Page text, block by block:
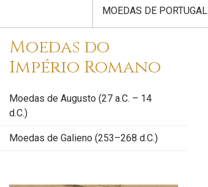
MOEDAS DE PORTUGAL
Moedas do
Império Romano
Moedas de Augusto (27 a.C. – 14
d.C.)
Moedas de Galieno (253–268 d.C.)